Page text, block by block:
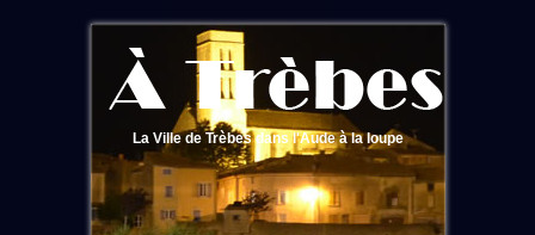
La Ville de Trèbes dans l'Aude à la loupe